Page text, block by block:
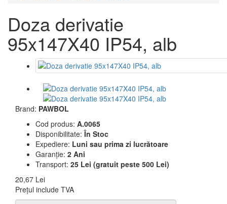
Doza derivatie
95x147X40 IP54, alb
Brand: PAWBOL
Cod produs: A.0065
Disponibilitate: În Stoc
Expediere: Luni sau prima zi lucrătoare
Garanție: 2 Ani
Transport: 25 Lei (gratuit peste 500 Lei)
20,67 Lei
Prețul include TVA